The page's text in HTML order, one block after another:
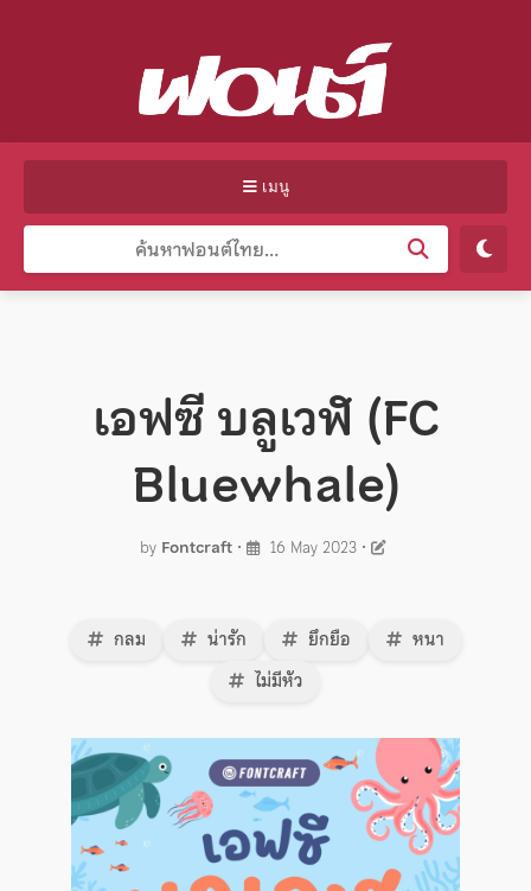
เมนู
เอฟซี บลูเวฬ (FC
Bluewhale)
by Fontcraft• 16 May 2023•
กลม น่ารัก ยึกยือ
หนา
ไม่มีหัว